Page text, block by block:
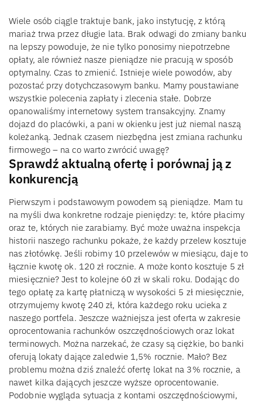
Wiele osób ciągle traktuje bank, jako instytucję, z którą
mariaż trwa przez długie lata. Brak odwagi do zmiany banku
na lepszy powoduje, że nie tylko ponosimy niepotrzebne
opłaty, ale również nasze pieniądze nie pracują w sposób
optymalny. Czas to zmienić. Istnieje wiele powodów, aby
pozostać przy dotychczasowym banku. Mamy poustawiane
wszystkie polecenia zapłaty i zlecenia stałe. Dobrze
opanowaliśmy internetowy system transakcyjny. Znamy
dojazd do placówki, a pani w okienku jest już niemal naszą
koleżanką. Jednak czasem niezbędna jest zmiana rachunku
firmowego – na co warto zwrócić uwagę?
Sprawdź aktualną ofertę i porównaj ją z
konkurencją
Pierwszym i podstawowym powodem są pieniądze. Mam tu
na myśli dwa konkretne rodzaje pieniędzy: te, które płacimy
oraz te, których nie zarabiamy. Być może uważna inspekcja
historii naszego rachunku pokaże, że każdy przelew kosztuje
nas złotówkę. Jeśli robimy 10 przelewów w miesiącu, daje to
łącznie kwotę ok. 120 zł rocznie. A może konto kosztuje 5 zł
miesięcznie? Jest to kolejne 60 zł w skali roku. Dodając do
tego opłatę za kartę płatniczą w wysokości 5 zł miesięcznie,
otrzymujemy kwotę 240 zł, która każdego roku ucieka z
naszego portfela. Jeszcze ważniejsza jest oferta w zakresie
oprocentowania rachunków oszczędnościowych oraz lokat
terminowych. Można narzekać, że czasy są ciężkie, bo banki
oferują lokaty dające zaledwie 1,5% rocznie. Mało? Bez
problemu można dziś znaleźć ofertę lokat na 3% rocznie, a
nawet kilka dających jeszcze wyższe oprocentowanie.
Podobnie wygląda sytuacja z kontami oszczędnościowymi,